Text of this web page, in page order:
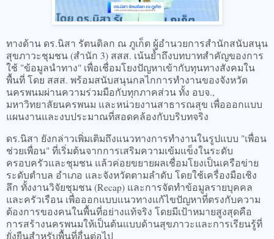
ทางด้าน ดร.นิสา รัตนดิลก ณ ภูเก็ต ผู้อำนวยการสำนักสนับสนุน
สุขภาวะชุมชน (สำนัก 3) สสส. เน้นย้ำถึงบทบาทสำคัญของการ
ใช้ "ข้อมูลนำทาง" เพื่อเชื่อมโยงปัญหาเข้ากับทุนทางสังคมใน
พื้นที่ โดย สสส. พร้อมสนับสนุนกลไกการทำงานของจังหวัด
นครพนมผ่านความร่วมมือกับทุกภาคส่วน ทั้ง อบจ.,
มหาวิทยาลัยนครพนม และหน่วยงานสาธารณสุข เพื่อออกแบบ
แผนงานและงบประมาณที่สอดคล้องกับบริบทจริง
ดร.นิสา ยังกล่าวเพิ่มเติมถึงแนวทางการทำงานในรูปแบบ "เพื่อน
ช่วยเพื่อน" ที่เริ่มต้นจากการเสริมความเข้มแข็งในระดับ
ครอบครัวและชุมชน แล้วค่อยขยายผลเชื่อมโยงเป็นเครือข่าย
ระดับตำบล อำเภอ และจังหวัดตามลำดับ โดยใช้เครื่องมือเชิง
ลึก ทั้งงานวิจัยชุมชน (Recap) และการจัดทำข้อมูลรายบุคคล
และครัวเรือน เพื่อออกแบบแนวทางแก้ไขปัญหาที่ตรงกับความ
ต้องการของคนในพื้นที่อย่างแท้จริง โดยมีเป้าหมายสูงสุดคือ
การสร้างนครพนมให้เป็นต้นแบบด้านสุขภาวะและการเรียนรู้ที่
ยั่งยืนสำหรับพื้นที่อื่นต่อไป